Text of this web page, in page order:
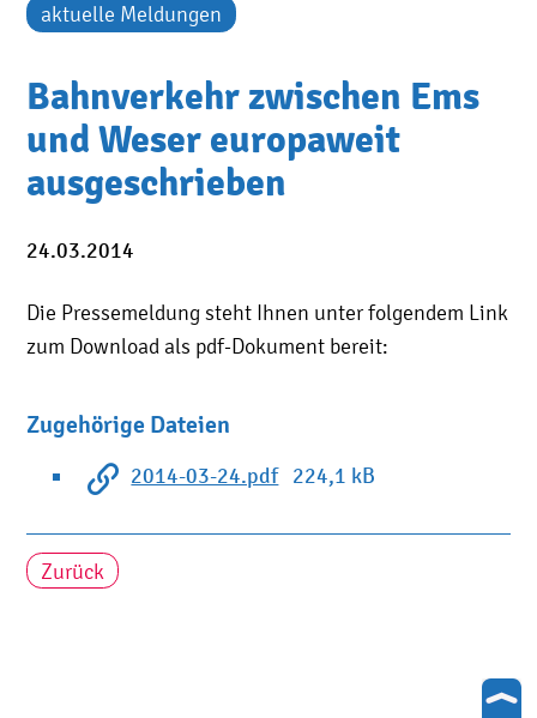
aktuelle Meldungen
Bahnverkehr zwischen Ems
und Weser europaweit
ausgeschrieben
24.03.2014
Die Pressemeldung steht Ihnen unter folgendem Link
zum Download als pdf-Dokument bereit:
Zugehörige Dateien
2014-03-24.pdf 224,1 kB
Zurück